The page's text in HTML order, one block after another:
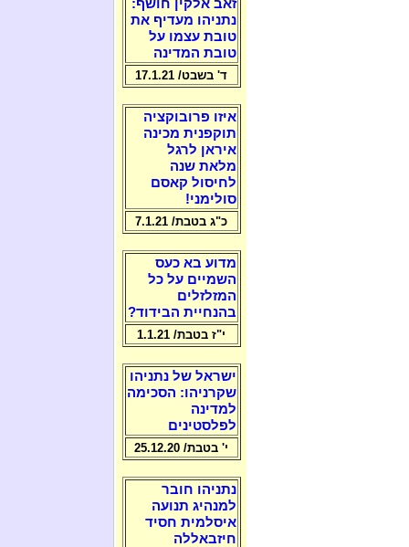
זאב אלקין חושף:
נתניהו מעדיף את
טובת עצמו על
טובת המדינה
ד' בשבט/ 17.1.21
איזו פרובוקציה
תוקפנית מכינה
איראן לרגל
מלאת שנה
לחיסול קאסם
סולימני!
כ"ג בטבת/ 7.1.21
מדוע בא כעס
השמיים על כל
המזלזלים
בהנחיית הבידוד?
י"ז בטבת/ 1.1.21
ישראל של נתניהו
שקרניהו: הסכימה
למדינה
לפלסטינים
י' בטבת/ 25.12.20
נתניהו חובר
למנהיג תנועה
איסלמית חסיד
חיזבאללה